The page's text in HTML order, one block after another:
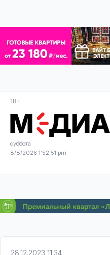
18+
суббота
8/8/2026 1:52:51 pm
28.12.2023 11:34